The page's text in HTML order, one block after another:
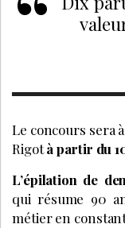
Le concours sera
Rigotà partir du
L’épilation de
qui résume 90
métier en